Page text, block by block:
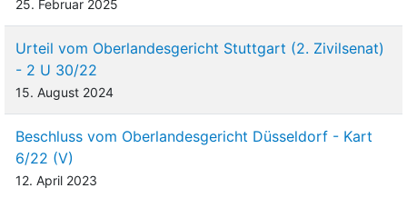
25. Februar 2025
Urteil vom Oberlandesgericht Stuttgart (2. Zivilsenat)
- 2 U 30/22
15. August 2024
Beschluss vom Oberlandesgericht Düsseldorf - Kart
6/22 (V)
12. April 2023